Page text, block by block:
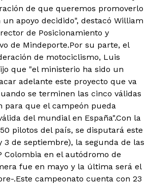
de que queremos promoverlo
apoyo decidido", destacó William
de Posicionamiento y
de Mindeporte.Por su parte, el
de motociclismo, Luis
que "el ministerio ha sido un
adelante este proyecto que va
se terminen las cinco válidas
para que el campeón pueda
del mundial en España".Con la
pilotos del país, se disputará este
3 de septiembre), la segunda de las
Colombia en el autódromo de
fue en mayo y la última será el
.Este campeonato cuenta con 23